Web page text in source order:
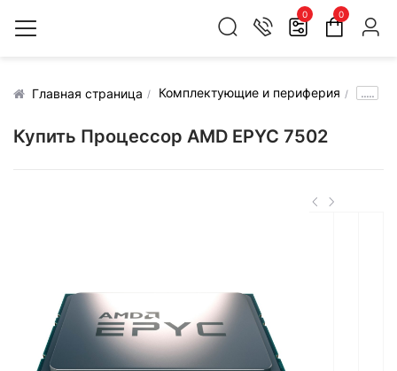
0 0
Главная страница Комплектующие и периферия .....
Купить Процессор AMD EPYC 7502